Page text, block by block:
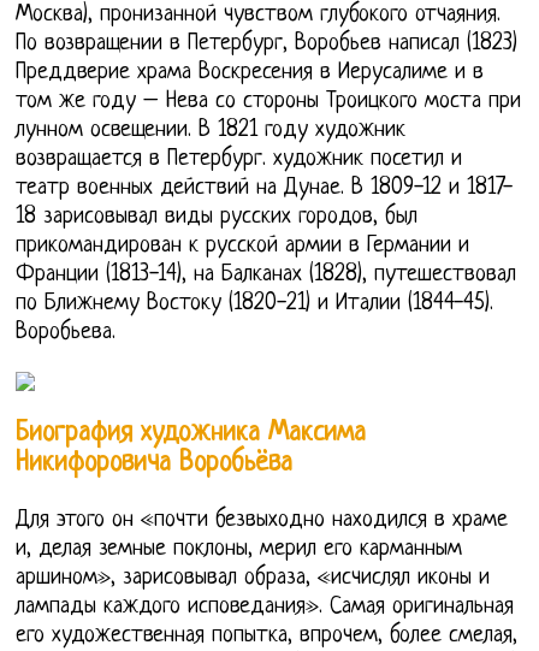
Москва), пронизанной чувством глубокого отчаяния.
По возвращении в Петербург, Воробьев написал (1823)
Преддверие храма Воскресения в Иерусалиме и в
том же году – Нева со стороны Троицкого моста при
лунном освещении. В 1821 году художник
возвращается в Петербург. художник посетил и
театр военных действий на Дунае. В 1809-12 и 1817-
18 зарисовывал виды русских городов, был
прикомандирован к русской армии в Германии и
Франции (1813-14), на Балканах (1828), путешествовал
по Ближнему Востоку (1820-21) и Италии (1844-45).
Воробьева.
Биография художника Максима
Никифоровича Воробьёва
Для этого он «почти безвыходно находился в храме
и, делая земные поклоны, мерил его карманным
аршином», зарисовывал образа, «исчислял иконы и
лампады каждого исповедания». Самая оригинальная
его художественная попытка, впрочем, более смелая,